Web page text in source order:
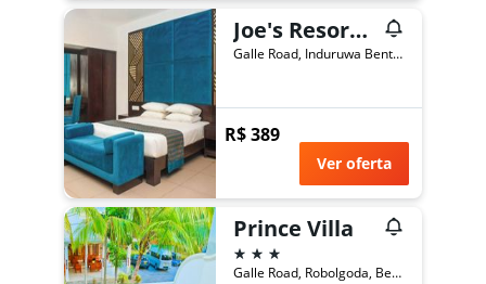
Joe's Resort Bentota
Galle Road, Induruwa Bentota 8010 LK, Bentota, Sri Lanka
R$ 389
Ver oferta
Prince Villa
3 estrelas
Galle Road, Robolgoda, Bentota, Sri Lanka